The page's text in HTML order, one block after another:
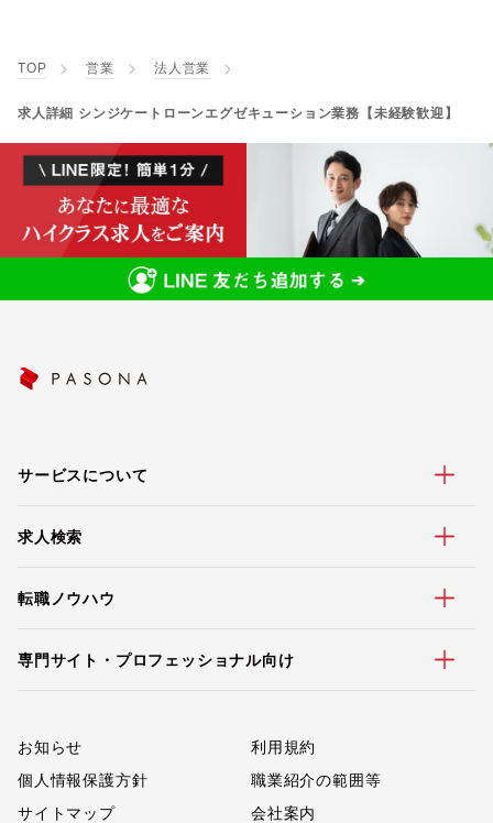
TOP 営業 法人営業
求人詳細 シンジケートローンエグゼキューション業務【未経験歓迎】
サービスについて
求人検索
転職ノウハウ
専門サイト・プロフェッショナル向け
お知らせ
利用規約
個人情報保護方針
職業紹介の範囲等
サイトマップ
会社案内